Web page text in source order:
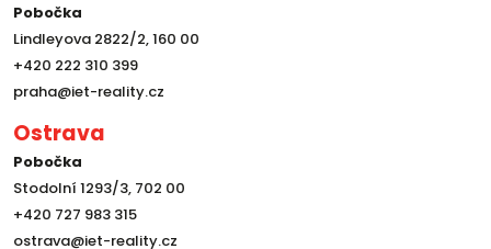
Pobočka
Lindleyova 2822/2, 160 00
+420 222 310 399
praha@iet-reality.cz
Ostrava
Pobočka
Stodolní 1293/3, 702 00
+420 727 983 315
ostrava@iet-reality.cz